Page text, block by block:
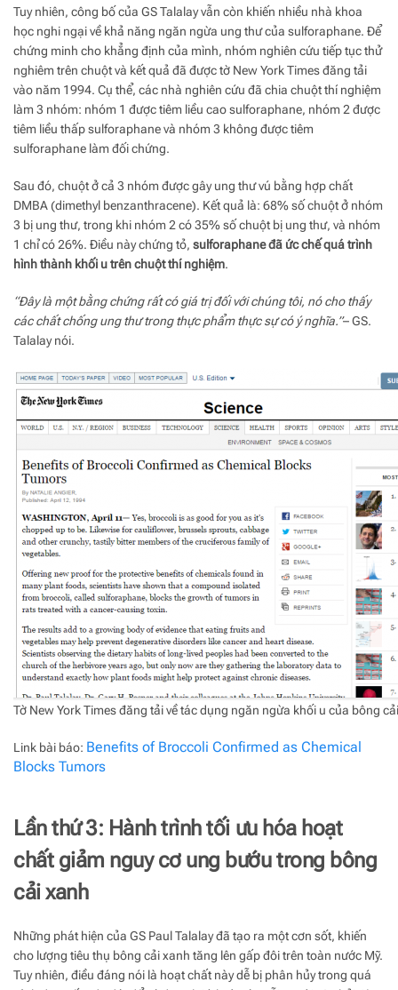
Tuy nhiên, công bố của GS Talalay vẫn còn khiến nhiều nhà khoa
học nghi ngại về khả năng ngăn ngừa ung thư của sulforaphane. Để
chứng minh cho khẳng định của mình, nhóm nghiên cứu tiếp tục thử
nghiêm trên chuột và kết quả đã được tờ New York Times đăng tải
vào năm 1994. Cụ thể, các nhà nghiên cứu đã chia chuột thí nghiệm
làm 3 nhóm: nhóm 1 được tiêm liều cao sulforaphane, nhóm 2 được
tiêm liều thấp sulforaphane và nhóm 3 không được tiêm
sulforaphane làm đối chứng.
Sau đó, chuột ở cả 3 nhóm được gây ung thư vú bằng hợp chất
DMBA (dimethyl benzanthracene). Kết quả là: 68% số chuột ở nhóm
3 bị ung thư, trong khi nhóm 2 có 35% số chuột bị ung thư, và nhóm
1 chỉ có 26%. Điều này chứng tỏ, sulforaphane đã ức chế quá trình
hình thành khối u trên chuột thí nghiệm.
“Đây là một bằng chứng rất có giá trị đối với chúng tôi, nó cho thấy
các chất chống ung thư trong thực phẩm thực sự có ý nghĩa.”– GS.
Talalay nói.
Tờ New York Times đăng tải về tác dụng ngăn ngừa khối u của bông
Link bài báo: Benefits of Broccoli Confirmed as Chemical
Blocks Tumors
Lần thứ 3: Hành trình tối ưu hóa hoạt
chất giảm nguy cơ ung bướu trong bông
cải xanh
Những phát hiện của GS Paul Talalay đã tạo ra một cơn sốt, khiến
cho lượng tiêu thụ bông cải xanh tăng lên gấp đôi trên toàn nước Mỹ.
Tuy nhiên, điều đáng nói là hoạt chất này dễ bị phân hủy trong quá